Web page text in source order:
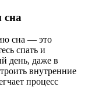
сна
сна — это
спать и
день, даже в
внутренние
процесс